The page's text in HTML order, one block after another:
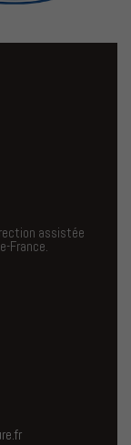
assistée
France.